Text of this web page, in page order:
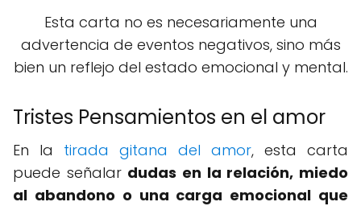
Esta carta no es necesariamente una
advertencia de eventos negativos, sino más
bien un reflejo del estado emocional y mental.
Tristes Pensamientos en el amor
En la tirada gitana del amor, esta carta
puede señalar dudas en la relación, miedo
al abandono o una carga emocional que